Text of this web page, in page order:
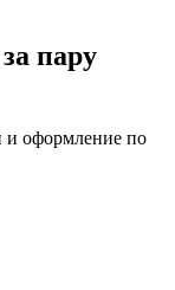
пару
и оформление по